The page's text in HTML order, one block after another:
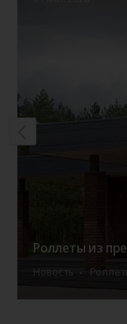
Роллеты из
Новость